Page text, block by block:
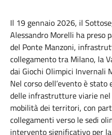
Il 19 gennaio 2026, il
Alessandro Morelli ha preso
del Ponte Manzoni,
collegamento tra Milano, la
dai Giochi Olimpici Invernali
Nel corso dell’evento è
delle infrastrutture viarie nel
mobilità dei territori, con
collegamenti verso le sedi
intervento significativo per